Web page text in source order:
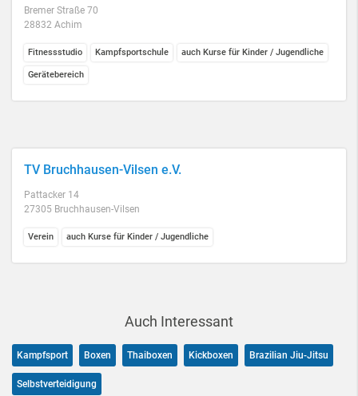
Bremer Straße 70
28832 Achim
Fitnessstudio Kampfsportschule auch Kurse für Kinder / Jugendliche
Gerätebereich
TV Bruchhausen-Vilsen e.V.
Pattacker 14
27305 Bruchhausen-Vilsen
Verein auch Kurse für Kinder / Jugendliche
Auch Interessant
Kampfsport Boxen Thaiboxen Kickboxen Brazilian Jiu-Jitsu
Selbstverteidigung